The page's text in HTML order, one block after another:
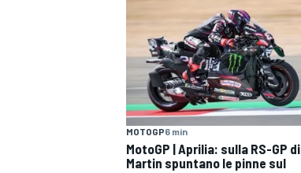
MOTOGP6 min
MotoGP | Aprilia: sulla RS-GP di
Martin spuntano le pinne sul